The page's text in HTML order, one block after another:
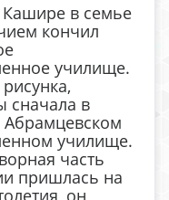
Кашире в семье
кончил
училище.
сначала в
Абрамцевском
училище.
часть
пришлась на
он